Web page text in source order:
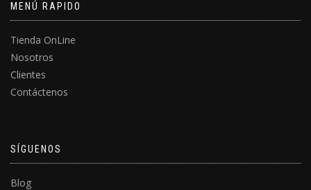
MENÚ RAPIDO
Tienda OnLine
Nosotros
Clientes
Contáctenos
SÍGUENOS
Blog